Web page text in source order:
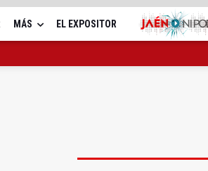
MÁS EL EXPOSITOR